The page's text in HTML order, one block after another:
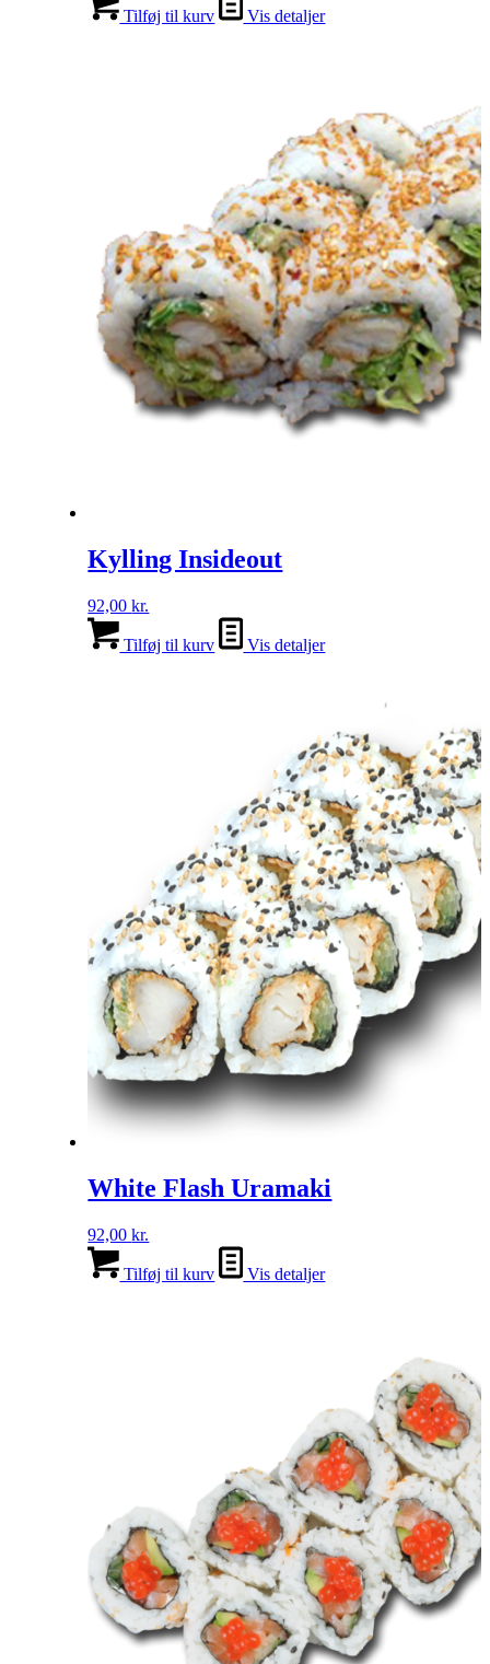
Tilføj til kurv Vis detaljer
Kylling Insideout
92,00kr.
Tilføj til kurv Vis detaljer
White Flash Uramaki
92,00kr.
Tilføj til kurv Vis detaljer